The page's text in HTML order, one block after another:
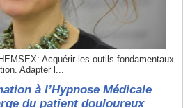
Acquérir les outils fondamentaux
Adapter l...
à l’Hypnose Médicale
du patient douloureux